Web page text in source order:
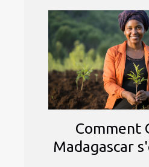
Comment
Madagascar